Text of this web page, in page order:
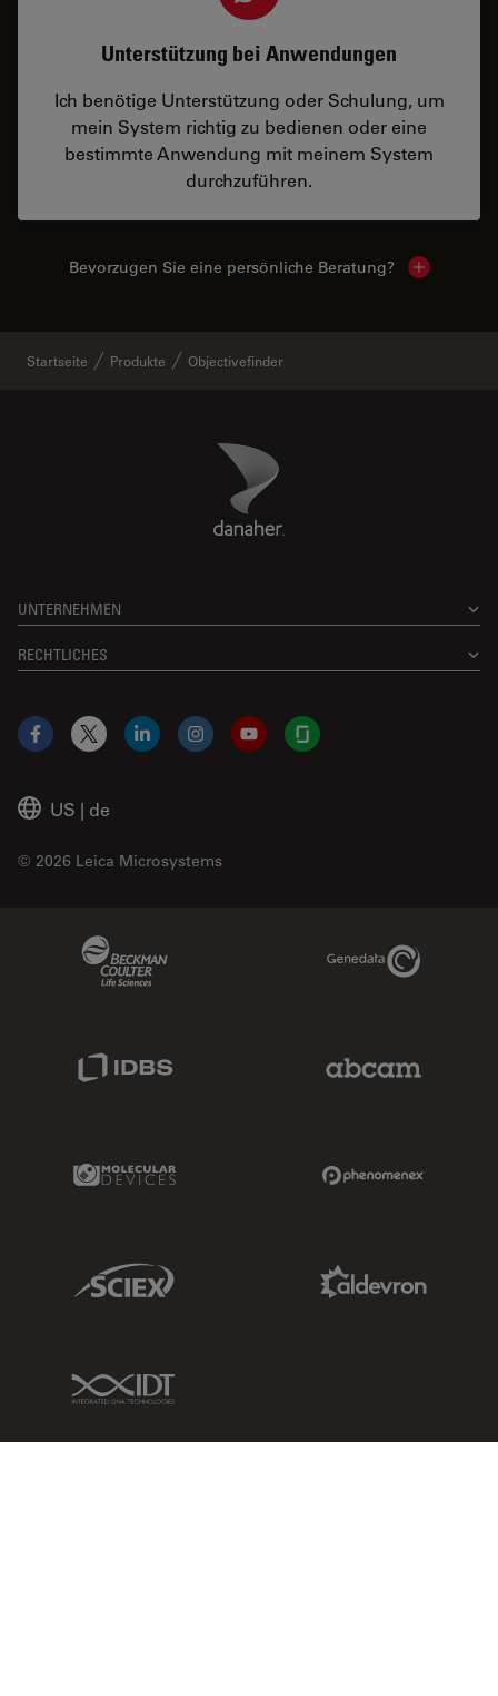
Unterstützung bei Anwendungen
Ich benötige Unterstützung oder Schulung, um
mein System richtig zu bedienen oder eine
bestimmte Anwendung mit meinem System
durchzuführen.
Bevorzugen Sie eine persönliche Beratung? Show
Startseite Produkte Objectivefinder
Danaher Logo
UNTERNEHMEN
RECHTLICHES
US | de
© 2026 Leica Microsystems
Facebook
X LinkedInInstagramYouTubeGlassdoor
Genedata Link
Molecular Devices Link
Sciex Link
IDT Link